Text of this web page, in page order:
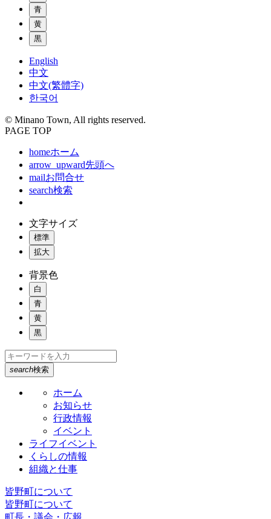
青
黄
黒
English
中文
中文(繁體字)
한국어
© Minano Town, All rights reserved.
PAGE TOP
homeホーム
arrow_upward先頭へ
mailお問合せ
search検索
文字サイズ
標準
拡大
背景色
白
青
黄
黒
search検索
ホーム
お知らせ
行政情報
イベント
ライフイベント
くらしの情報
組織と仕事
皆野町について
皆野町について
町長・議会・広報